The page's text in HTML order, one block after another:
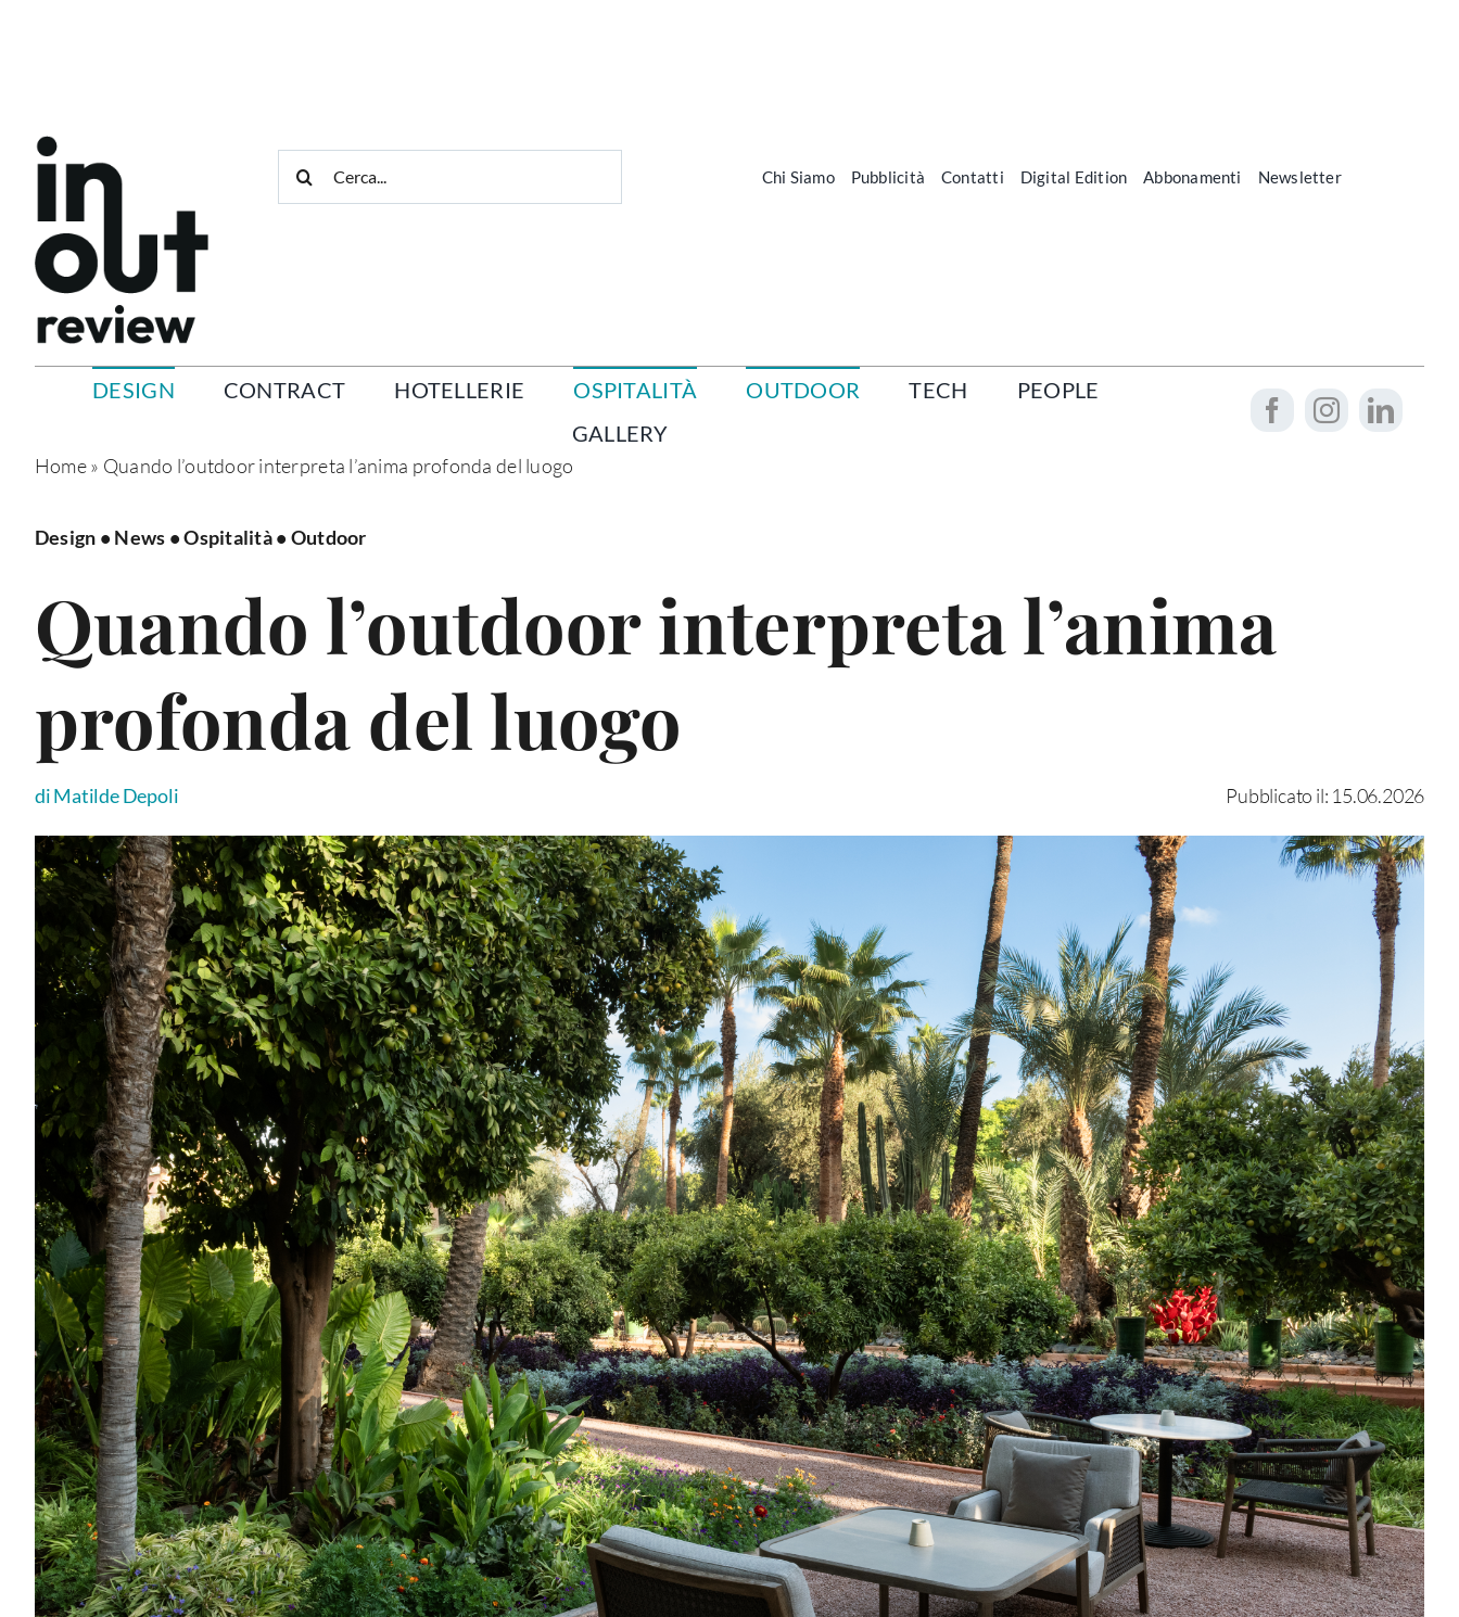
per:
Chi Siamo Pubblicità Contatti Digital Edition Abbonamenti Newsletter
DESIGN CONTRACT HOTELLERIE OSPITALITÀ OUTDOOR TECH
PEOPLE
GALLERY
Home» Quando l’outdoor interpreta l’anima profonda del luogo
Design • News •Ospitalità• Outdoor
Quando l’outdoor interpreta l’anima
profonda del luogo
di Matilde Depoli Pubblicato il: 15.06.2026